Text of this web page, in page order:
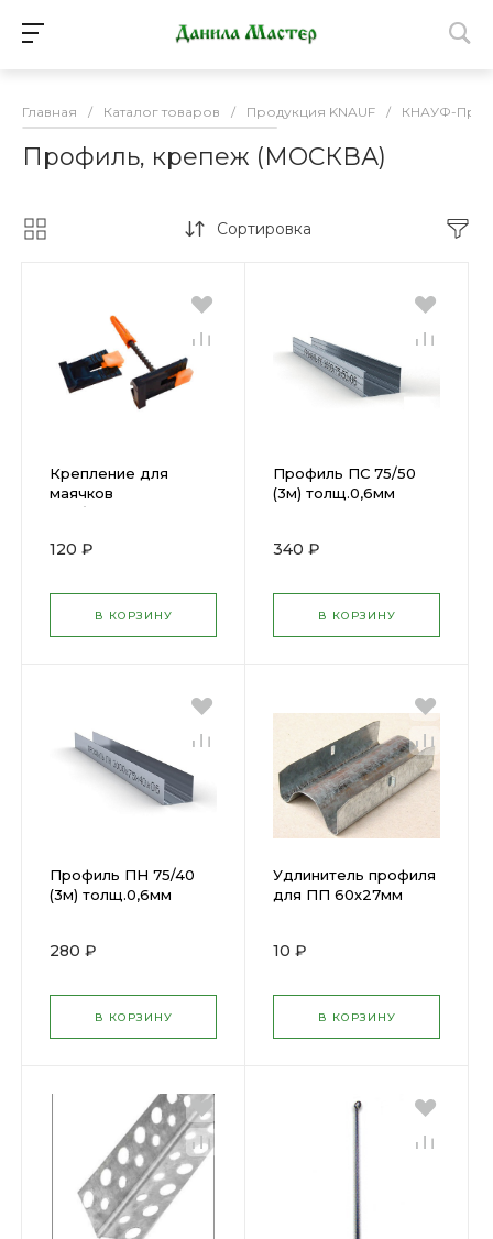
Главная / Каталог товаров / Продукция KNAUF / КНАУФ-
Профиль, крепеж (МОСКВА)
Сортировка
Крепление для
маячков
(дюбель+саморез)
120 ₽
В КОРЗИНУ
Профиль ПС 75/50
(3м) толщ.0,6мм
340 ₽
В КОРЗИНУ
Профиль ПН 75/40
(3м) толщ.0,6мм
280 ₽
В КОРЗИНУ
Удлинитель профиля
для ПП 60х27мм
10 ₽
В КОРЗИНУ